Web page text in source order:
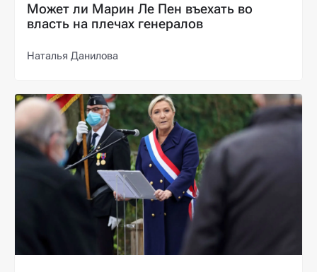
Может ли Марин Ле Пен въехать во
власть на плечах генералов
Наталья Данилова